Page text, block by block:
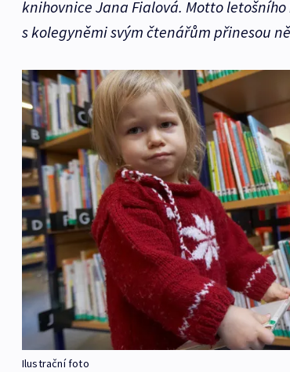
knihovnice Jana Fialová. Motto
s kolegyněmi svým čtenářům přinesou
Ilustrační foto